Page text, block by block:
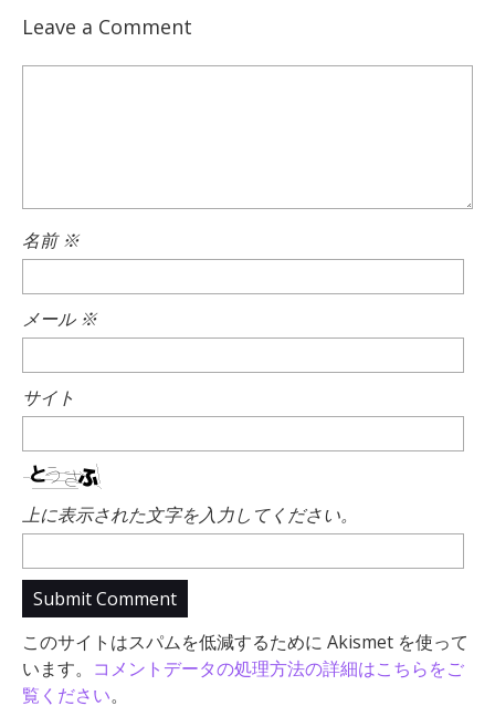
Leave a Comment
名前※
メール ※
サイト
上に表示された文字を入力してください。
このサイトはスパムを低減するために Akismet を使って
います。 コメントデータの処理方法の詳細はこちらをご
覧ください。